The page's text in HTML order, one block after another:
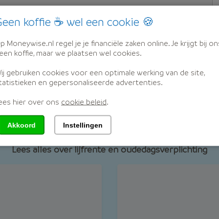
over lijfrente en
Lees alles over lijfrente en oudedagsverplichting
koffie ☕ wel een cookie 🍪
Moneywise.nl regel je je financiële zaken online. Je krijgt bij
koffie, maar we plaatsen wel cookies.
gebruiken cookies voor een optimale werking van de site,
en gepersonaliseerde advertenties.
hier over ons cookie beleid.
Akkoord Instellingen